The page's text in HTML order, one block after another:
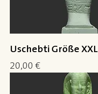
Uschebti Größe XXL
Preis
20,00 €